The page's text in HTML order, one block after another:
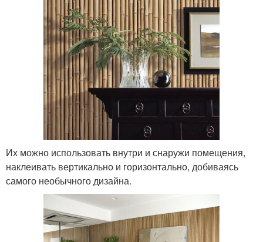
Их можно использовать внутри и снаружи помещения,
наклеивать вертикально и горизонтально, добиваясь
самого необычного дизайна.